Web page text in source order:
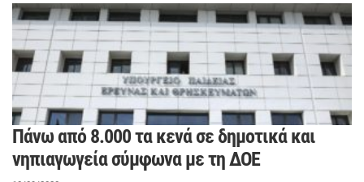
Πάνω από 8.000 τα κενά σε δημοτικά και
νηπιαγωγεία σύμφωνα με τη ΔΟΕ